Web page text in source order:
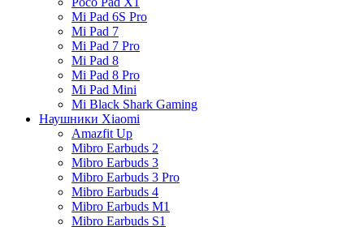
Mi Pad 6S Pro
Mi Pad 7
Mi Pad 7 Pro
Mi Pad 8
Mi Pad 8 Pro
Mi Pad Mini
Mi Black Shark Gaming
Наушники Xiaomi
Amazfit Up
Mibro Earbuds 2
Mibro Earbuds 3
Mibro Earbuds 3 Pro
Mibro Earbuds 4
Mibro Earbuds M1
Mibro Earbuds S1